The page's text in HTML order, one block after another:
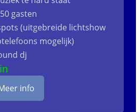
gasten
(uitgebreide lichtshow
mogelijk)
dj
info